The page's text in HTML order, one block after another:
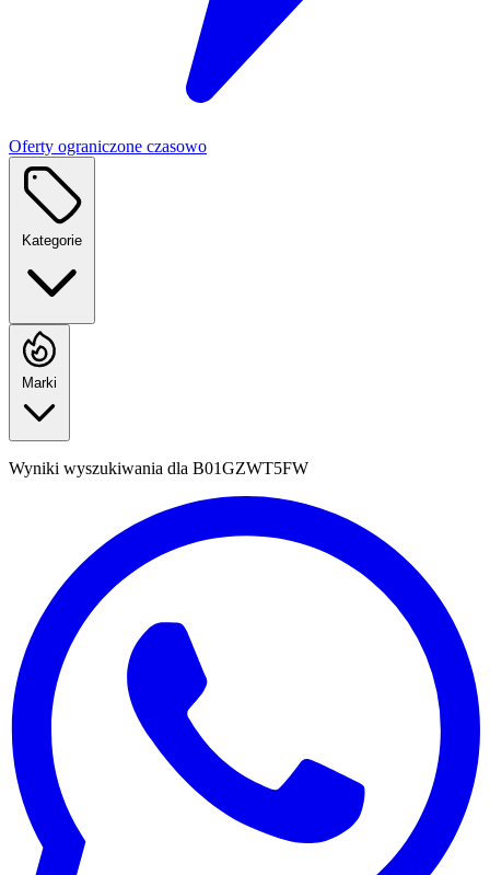
Oferty ograniczone czasowo
Kategorie
Marki
Wyniki wyszukiwania dla B01GZWT5FW